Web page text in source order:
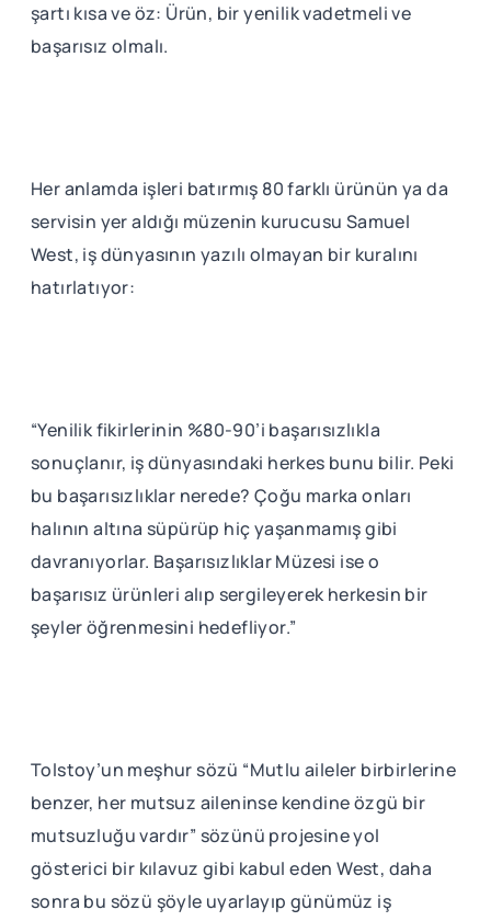
şartı kısa ve öz: Ürün, bir yenilik vadetmeli ve
başarısız olmalı.
Her anlamda işleri batırmış 80 farklı ürünün ya da
servisin yer aldığı müzenin kurucusu Samuel
West, iş dünyasının yazılı olmayan bir kuralını
hatırlatıyor:
“Yenilik fikirlerinin %80-90’i başarısızlıkla
sonuçlanır, iş dünyasındaki herkes bunu bilir. Peki
bu başarısızlıklar nerede? Çoğu marka onları
halının altına süpürüp hiç yaşanmamış gibi
davranıyorlar. Başarısızlıklar Müzesi ise o
başarısız ürünleri alıp sergileyerek herkesin bir
şeyler öğrenmesini hedefliyor.”
Tolstoy’un meşhur sözü “Mutlu aileler birbirlerine
benzer, her mutsuz aileninse kendine özgü bir
mutsuzluğu vardır” sözünü projesine yol
gösterici bir kılavuz gibi kabul eden West, daha
sonra bu sözü şöyle uyarlayıp günümüz iş